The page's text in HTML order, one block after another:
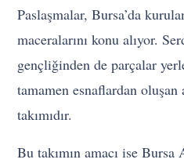
Paslaşmalar, Bursa’da
maceralarını konu alıyor.
gençliğinden de parçalar
tamamen esnaflardan
takımıdır.
Bu takımın amacı ise